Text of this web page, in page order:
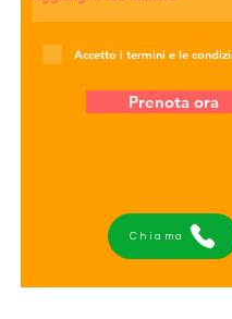
Accetto i termini e le
Prenota ora
Chiama